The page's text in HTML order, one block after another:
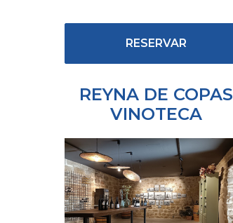
RESERVAR
REYNA DE COPAS
VINOTECA